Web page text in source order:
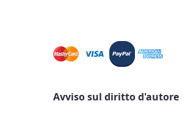
Avviso sul diritto d'autore